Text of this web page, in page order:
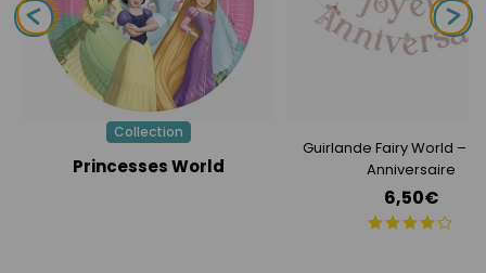
Collection
Princesses World
Guirlande Fairy World –
Anniversaire
6,50€